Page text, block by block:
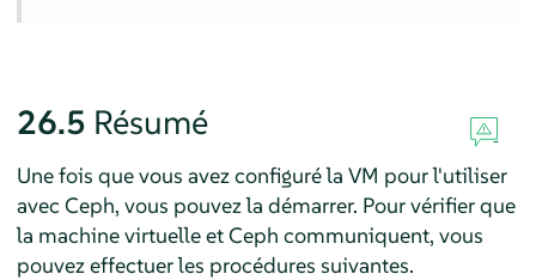
26.5 Résumé
Une fois que vous avez configuré la VM pour l'utiliser
avec Ceph, vous pouvez la démarrer. Pour vérifier que
la machine virtuelle et Ceph communiquent, vous
pouvez effectuer les procédures suivantes.